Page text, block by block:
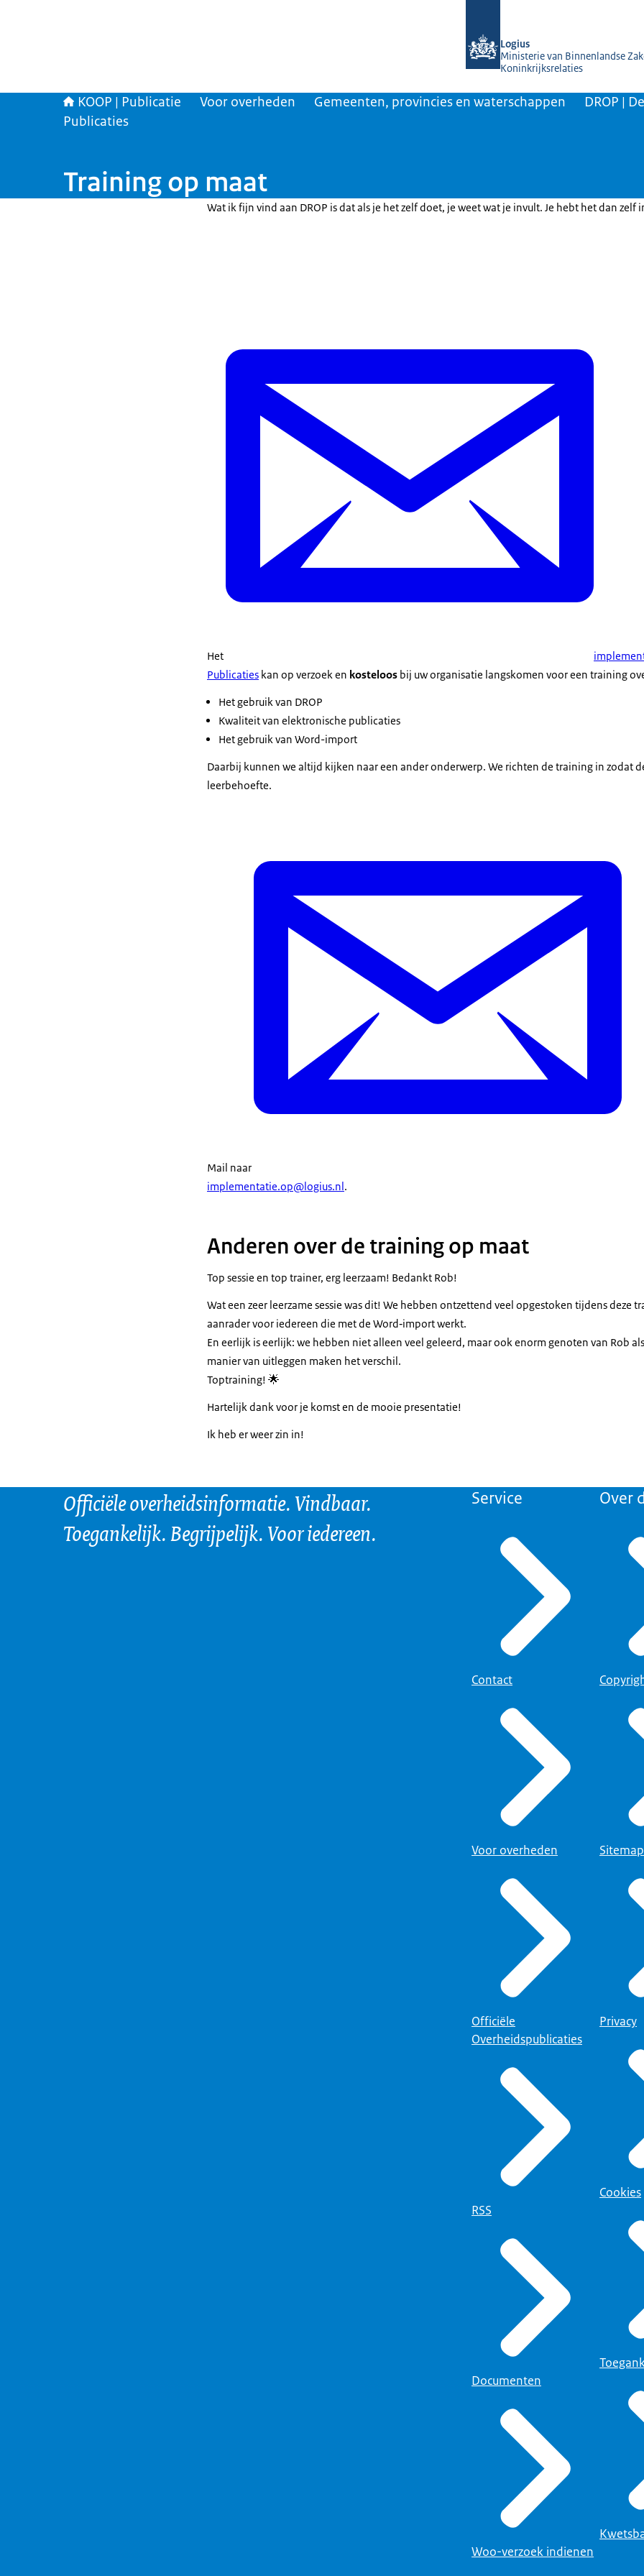
Logius
Ministerie van Binnenlandse
Koninkrijksrelaties
KOOP | Publicatie Voor overheden Gemeenten, provincies en waterschappen
DROP |
Publicaties
Training op maat
Wat ik fijn vind aan DROP is dat als je het zelf doet, je weet wat je invult. Je hebt het dan zelf
Het
Publicaties kan op verzoek en kosteloos bij uw organisatie langskomen voor een training
Het gebruik van DROP
Kwaliteit van elektronische publicaties
Het gebruik van Word-import
Daarbij kunnen we altijd kijken naar een ander onderwerp. We richten de training in zodat
leerbehoefte.
Mail naar
implementatie.op@logius.nl.
Anderen over de training op maat
Top sessie en top trainer, erg leerzaam! Bedankt Rob!
Wat een zeer leerzame sessie was dit! We hebben ontzettend veel opgestoken tijdens deze
aanrader voor iedereen die met de Word‑import werkt.
En eerlijk is eerlijk: we hebben niet alleen veel geleerd, maar ook enorm genoten van Rob
manier van uitleggen maken het verschil.
Toptraining! 🌟
Hartelijk dank voor je komst en de mooie presentatie!
Ik heb er weer zin in!
Officiële overheidsinformatie. Vindbaar.
Toegankelijk. Begrijpelijk. Voor iedereen.
Service
Contact
Voor overheden
Officiële
Overheidspublicaties
RSS
Documenten
Woo-verzoek indienen
Over
Sitemap
Privacy
Cookies